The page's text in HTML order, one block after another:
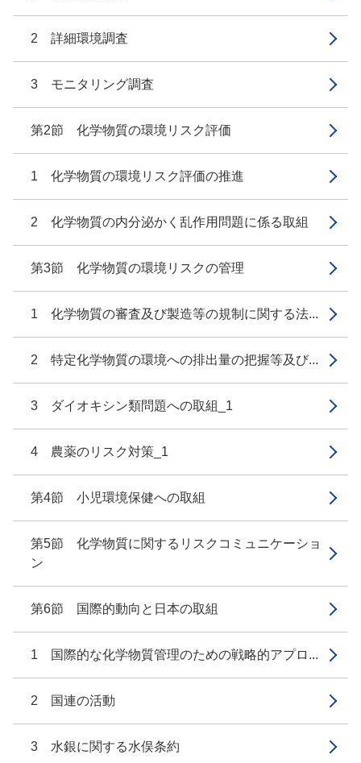
2 詳細環境調査
3 モニタリング調査
第2節 化学物質の環境リスク評価
1 化学物質の環境リスク評価の推進
2 化学物質の内分泌かく乱作用問題に係る取組
第3節 化学物質の環境リスクの管理
1 化学物質の審査及び製造等の規制に関する法...
2 特定化学物質の環境への排出量の把握等及び...
3 ダイオキシン類問題への取組_1
4 農薬のリスク対策_1
第4節 小児環境保健への取組
第5節 化学物質に関するリスクコミュニケーショ
ン
第6節 国際的動向と日本の取組
1 国際的な化学物質管理のための戦略的アプロ...
2 国連の活動
3 水銀に関する水俣条約